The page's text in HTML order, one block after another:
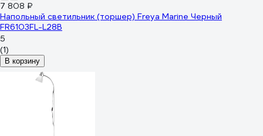
7 808 ₽
Напольный светильник (торшер) Freya Marine Черный
FR6103FL-L28B
5
(1)
В корзину